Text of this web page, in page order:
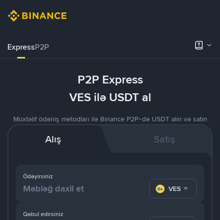
ExpressP2P
P2P Express
VES ilə USDT al
Müxtəlif ödəniş metodları ilə Binance P2P-də USDT alın və satın
Alış Satış
Ödəyirsiniz
VES
Qəbul edirsiniz